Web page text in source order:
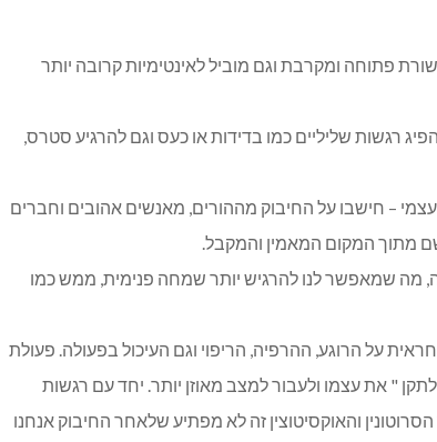
פתוחה ומקרבת וגם מוביל לאינטימיות קרובה יותר
רגשות שליליים כמו בדידות או כעס וגם להרגיע סטרס,
– חישבו על החיבוק מההורים, מאנשים אהובים וחברים
מתוך המקום המאמין והמקבל.
מה שמאפשר לנו להרגיש יותר שמחה פנימית, ממש כמו
על הרוגע, ההרפיה, הריפוי וגם העיכול בפעולה. פעולת
" את עצמו ולעבור למצב מאוזן יותר. יחד עם רגשות
והאוקסיטוצין זה לא מפתיע שלאחר החיבוק אנחנו